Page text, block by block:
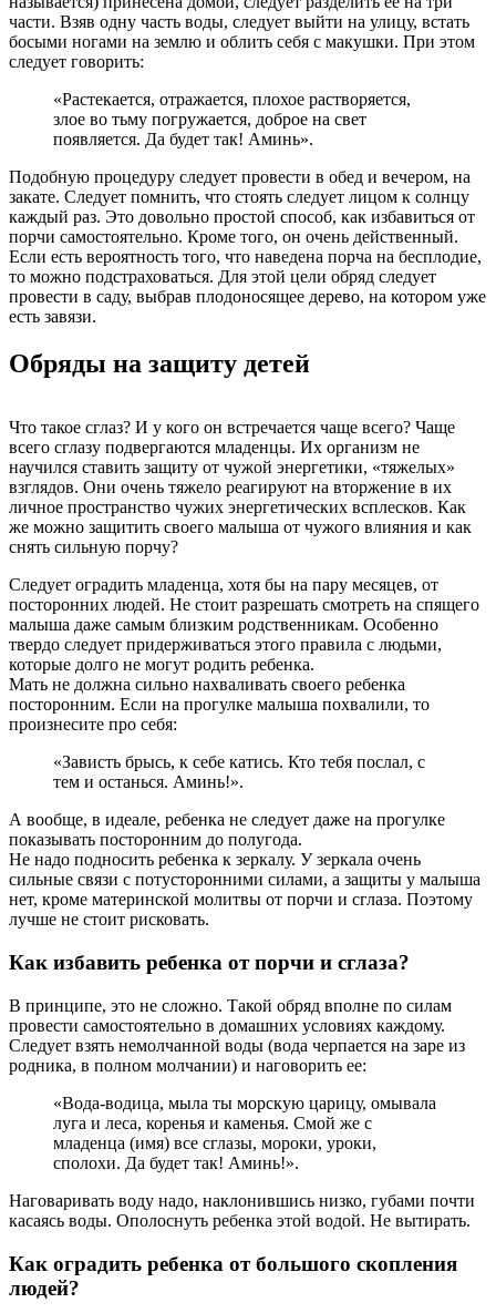
части. Взяв одну часть воды, следует выйти на улицу, встать
босыми ногами на землю и облить себя с макушки. При этом
следует говорить:
«Растекается, отражается, плохое растворяется,
злое во тьму погружается, доброе на свет
появляется. Да будет так! Аминь».
Подобную процедуру следует провести в обед и вечером, на
закате. Следует помнить, что стоять следует лицом к солнцу
каждый раз. Это довольно простой способ, как избавиться от
порчи самостоятельно. Кроме того, он очень действенный.
Если есть вероятность того, что наведена порча на бесплодие,
то можно подстраховаться. Для этой цели обряд следует
провести в саду, выбрав плодоносящее дерево, на котором уже
есть завязи.
Обряды на защиту детей
Что такое сглаз? И у кого он встречается чаще всего? Чаще
всего сглазу подвергаются младенцы. Их организм не
научился ставить защиту от чужой энергетики, «тяжелых»
взглядов. Они очень тяжело реагируют на вторжение в их
личное пространство чужих энергетических всплесков. Как
же можно защитить своего малыша от чужого влияния и как
снять сильную порчу?
Следует оградить младенца, хотя бы на пару месяцев, от
посторонних людей. Не стоит разрешать смотреть на спящего
малыша даже самым близким родственникам. Особенно
твердо следует придерживаться этого правила с людьми,
которые долго не могут родить ребенка.
Мать не должна сильно нахваливать своего ребенка
посторонним. Если на прогулке малыша похвалили, то
произнесите про себя:
«Зависть брысь, к себе катись. Кто тебя послал, с
тем и останься. Аминь!».
А вообще, в идеале, ребенка не следует даже на прогулке
показывать посторонним до полугода.
Не надо подносить ребенка к зеркалу. У зеркала очень
сильные связи с потусторонними силами, а защиты у малыша
нет, кроме материнской молитвы от порчи и сглаза. Поэтому
лучше не стоит рисковать.
Как избавить ребенка от порчи и сглаза?
В принципе, это не сложно. Такой обряд вполне по силам
провести самостоятельно в домашних условиях каждому.
Следует взять немолчанной воды (вода черпается на заре из
родника, в полном молчании) и наговорить ее:
«Вода-водица, мыла ты морскую царицу, омывала
луга и леса, коренья и каменья. Смой же с
младенца (имя) все сглазы, мороки, уроки,
сполохи. Да будет так! Аминь!».
Наговаривать воду надо, наклонившись низко, губами почти
касаясь воды. Ополоснуть ребенка этой водой. Не вытирать.
Как оградить ребенка от большого скопления
людей?